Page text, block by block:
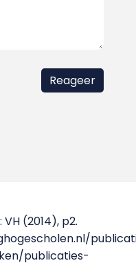
(2014), p2.
publicaties-